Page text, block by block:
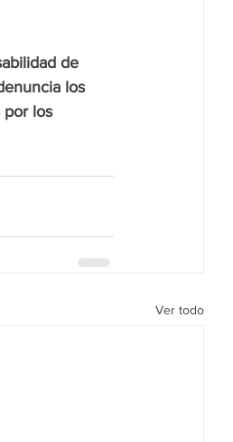
de
los
por los
Ver todo